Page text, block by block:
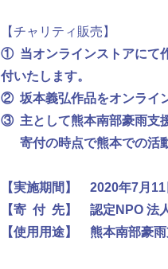
【チャリティ販売】
① 当オンラインストアにて
付いたします。
② 坂本義弘作品をオンライ
③ 主として熊本南部豪雨支
寄付の時点で熊本での活動
【実施期間】 2020年7月11
【寄 付 先】 認定NPO 法
【使用用途】 熊本南部豪